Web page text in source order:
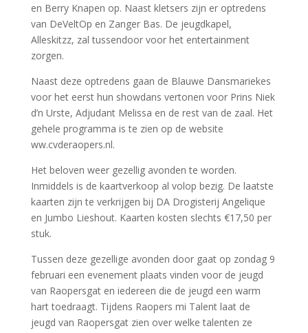
en Berry Knapen op. Naast kletsers zijn er optredens
van DeVeltOp en Zanger Bas. De jeugdkapel,
Alleskitzz, zal tussendoor voor het entertainment
zorgen.
Naast deze optredens gaan de Blauwe Dansmariekes
voor het eerst hun showdans vertonen voor Prins Niek
d’n Urste, Adjudant Melissa en de rest van de zaal. Het
gehele programma is te zien op de website
ww.cvderaopers.nl.
Het beloven weer gezellig avonden te worden.
Inmiddels is de kaartverkoop al volop bezig. De laatste
kaarten zijn te verkrijgen bij DA Drogisterij Angelique
en Jumbo Lieshout. Kaarten kosten slechts €17,50 per
stuk.
Tussen deze gezellige avonden door gaat op zondag 9
februari een evenement plaats vinden voor de jeugd
van Raopersgat en iedereen die de jeugd een warm
hart toedraagt. Tijdens Raopers mi Talent laat de
jeugd van Raopersgat zien over welke talenten ze